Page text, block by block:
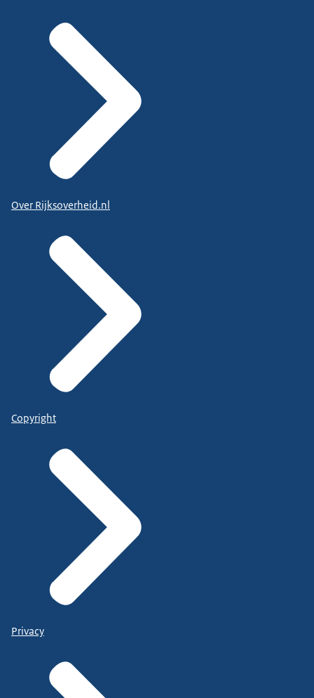
Over Rijksoverheid.nl
Copyright
Privacy